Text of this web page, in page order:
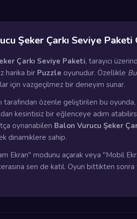
Şeker Çarkı Seviye Paketi
Çarkı Seviye Paketi, tarayıcı
harika bir Puzzle oyunudur. Özellikle
için vazgeçilmez bir deneyim sunar.
tarafından özenle geliştirilen bu
kesintisiz bir eğlenceye adım
oynanabilen Balon Vurucu Şeker
dinamiklere sahip.
Ekran" modunu açarak veya "Mobil
sen de katıl. Oyun bittikten